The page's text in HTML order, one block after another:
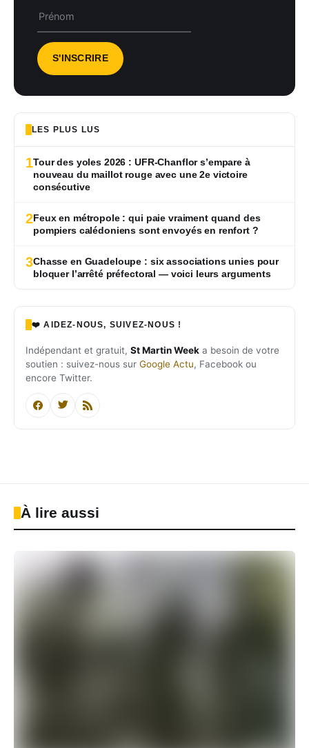
LES PLUS LUS
1Tour des yoles 2026 : UFR-Chanflor s’empare à
nouveau du maillot rouge avec une 2e victoire
consécutive
2Feux en métropole : qui paie vraiment quand des
pompiers calédoniens sont envoyés en renfort ?
3Chasse en Guadeloupe : six associations unies pour
bloquer l’arrêté préfectoral — voici leurs arguments
❤️ AIDEZ-NOUS, SUIVEZ-NOUS !
Indépendant et gratuit, St Martin Week a besoin de votre
soutien : suivez-nous sur Google Actu, Facebook ou
encore Twitter.
À lire aussi